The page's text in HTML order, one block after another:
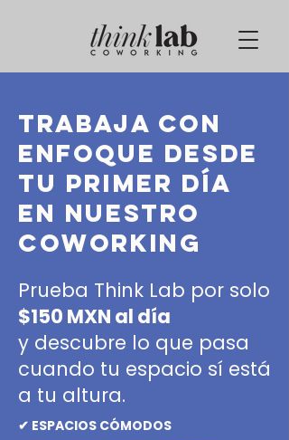
Trabaja con
enfoque desde
tu primer día
en nuestro
Coworking
Prueba Think Lab por solo
$150 MXN al día
y descubre lo que pasa
cuando tu espacio sí está
a tu altura.
✔ ESPACIOS CÓMODOS